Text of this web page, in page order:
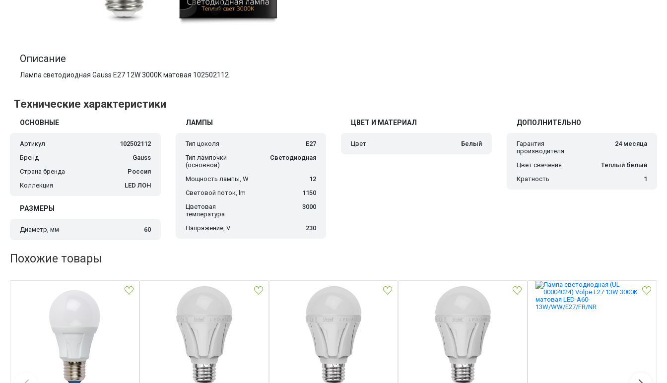
Описание
Лампа светодиодная Gauss E27 12W 3000K матовая 102502112
Технические характеристики
ОСНОВНЫЕ
Артикул
102502112
Бренд
Gauss
Страна бренда
Россия
Коллекция
LED ЛОН
РАЗМЕРЫ
Диаметр, мм 60
ЛАМПЫ
Тип цоколя
E27
Тип лампочки
(основной)
Светодиодная
Мощность лампы, W
12
Световой поток, lm
1150
Цветовая
температура
3000
Напряжение, V 230
ЦВЕТ И МАТЕРИАЛ
Цвет Белый
ДОПОЛНИТЕЛЬНО
Гарантия
производителя
24 месяца
Цвет свечения
Теплый белый
Кратность
1
Похожие товары